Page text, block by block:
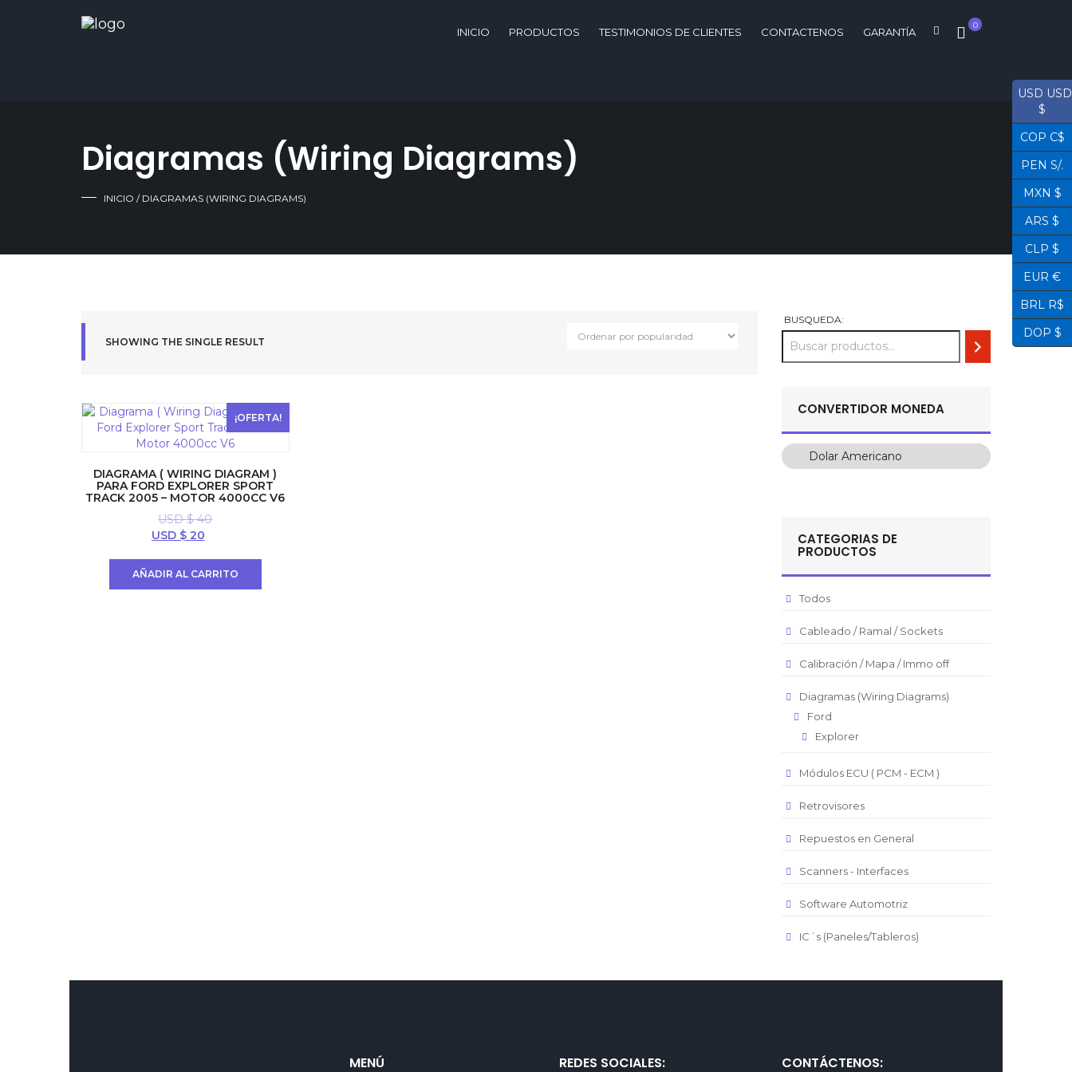
0
INICIO PRODUCTOS TESTIMONIOS DE CLIENTES CONTACTENOS GARANTÍA
Diagramas (Wiring Diagrams)
INICIO / DIAGRAMAS (WIRING DIAGRAMS)
SHOWING THE SINGLE RESULT
¡OFERTA!
DIAGRAMA ( WIRING DIAGRAM )
PARA FORD EXPLORER SPORT
TRACK 2005 – MOTOR 4000CC V6
USD $40
El
era:
USD $20El
es:
AÑADIR AL CARRITO
BUSQUEDA:
CONVERTIDOR MONEDA
Dolar Americano
Dolar Americano
Pesos Mexicanos
Peso Chileno
CATEGORIAS DE
PRODUCTOS
Todos
Cableado / Ramal / Sockets
Calibración / Mapa / Immo off
Diagramas (Wiring Diagrams)
Ford
Explorer
Módulos ECU ( PCM - ECM )
Retrovisores
Repuestos en General
Scanners - Interfaces
Software Automotriz
IC´s (Paneles/Tableros)
MENÚ REDES SOCIALES: CONTÁCTENOS:
USD USD
$
COP C$
PEN S/.
MXN $
ARS $
CLP $
EUR €
BRL R$
DOP $